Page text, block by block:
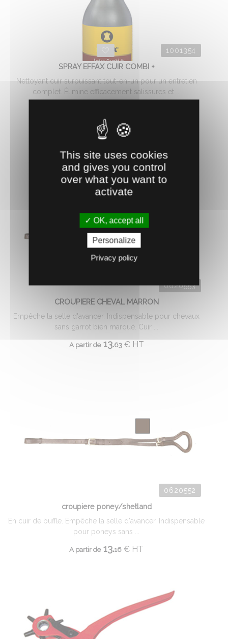
1001354
SPRAY EFFAX CUIR COMBI +
Nettoyant cuir surpuissant tout-en-un pour un entretien
complet. Élimine efficacement salissures et ...
AJOUTER AU PANIER
0620553
CROUPIERE CHEVAL MARRON
Empêche la selle d'avancer. Indispensable pour chevaux
sans garrot bien marqué. Cuir ...
A partir de13.63 €HT
0620552
croupiere poney/shetland
En cuir de buffle. Empêche la selle d'avancer. Indispensable
pour poneys sans ...
A partir de13.16 € HT
This site uses cookies
and gives you control
over what you want to
activate
OK, accept all
Personalize
Privacy policy